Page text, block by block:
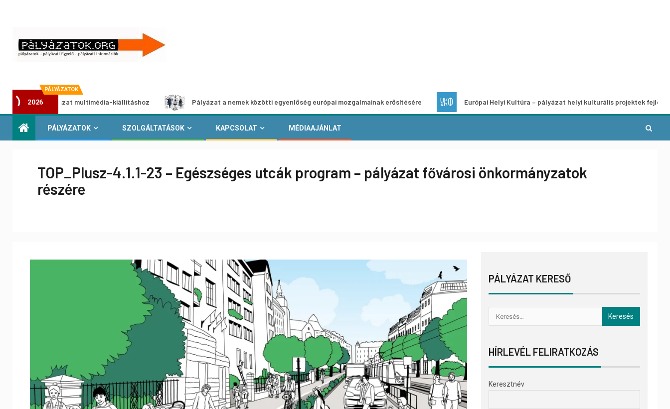
PÁLYÁZATOK
2026
pályázat multimédia-kiállításhoz Pályázat a nemek közötti egyenlőség európai mozgalmainak erősítésére Európai Helyi Kultúra – pályázat helyi kulturális projektek fejlesztésére
PÁLYÁZATOK SZOLGÁLTATÁSOK KAPCSOLAT MÉDIAAJÁNLAT
TOP_Plusz-4.1.1-23 – Egészséges utcák program – pályázat fővárosi önkormányzatok
részére
PÁLYÁZAT KERESŐ
HÍRLEVÉL FELIRATKOZÁS
Keresztnév